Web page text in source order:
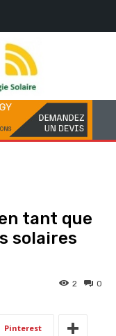
tant que
solaires
0
2
Pinterest